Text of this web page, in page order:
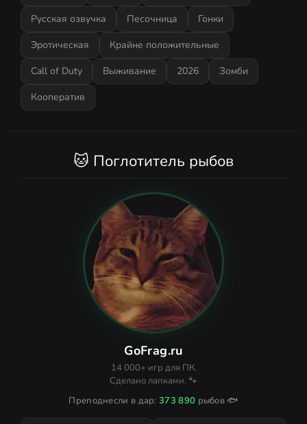
Русская озвучка
Песочница
Гонки
Эротическая
Крайне положительные
Call of Duty
Выживание 2026
Зомби
Кооператив
🐱 Поглотитель рыбов
GoFrag.ru
14 000+ игр для ПК.
Сделано лапками. 🐾
Преподнесли в дар:373 890 рыбов 🐟